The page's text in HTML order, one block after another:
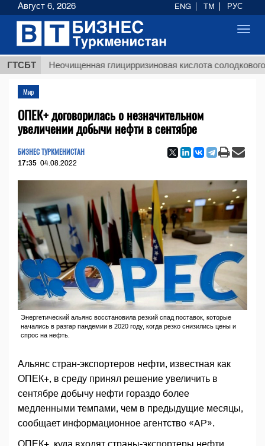
ГТСБТ
Неочищенная глицирризиновая кислота солодкового корня
Мир
ОПЕК+ договорилась о незначительном
увеличении добычи нефти в сентябре
БИЗНЕС ТУРКМЕНИСТАН
17:35 04.08.2022
Энергетический альянс восстановила резкий спад поставок, которые
начались в разгар пандемии в 2020 году, когда резко снизились цены и
спрос на нефть.
Альянс стран-экспортеров нефти, известная как
ОПЕК+, в среду принял решение увеличить в
сентябре добычу нефти гораздо более
медленными темпами, чем в предыдущие месяцы,
сообщает информационное агентство «AP».
Август 6, 2026 ENG TM РУС